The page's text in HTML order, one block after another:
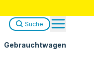
Gebrauchtwagen
Suche